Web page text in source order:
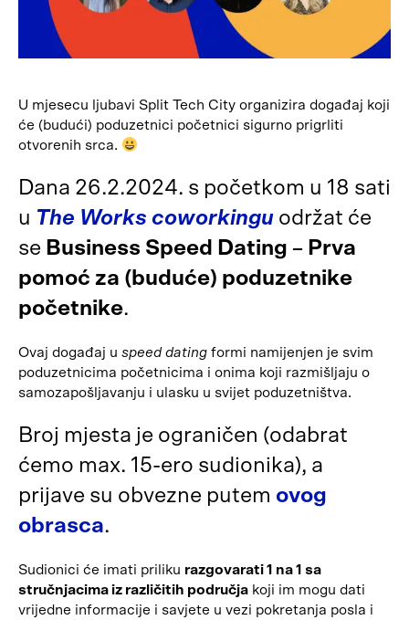
U mjesecu ljubavi Split Tech City organizira događaj koji
će (budući) poduzetnici početnici sigurno prigrliti
otvorenih srca.
Dana 26.2.2024. s početkom u 18 sati
u The Works coworkingu održat će
se Business Speed Dating – Prva
pomoć za (buduće) poduzetnike
početnike.
Ovaj događaj u speed dating formi namijenjen je svim
poduzetnicima početnicima i onima koji razmišljaju o
samozapošljavanju i ulasku u svijet poduzetništva.
Broj mjesta je ograničen (odabrat
ćemo max. 15-ero sudionika), a
prijave su obvezne putem ovog
obrasca.
Sudionici će imati priliku razgovarati 1 na 1 sa
stručnjacima iz različitih područja koji im mogu dati
vrijedne informacije i savjete u vezi pokretanja posla i